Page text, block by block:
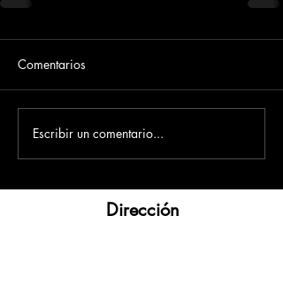
Comentarios
Escribir un comentario...
Dirección